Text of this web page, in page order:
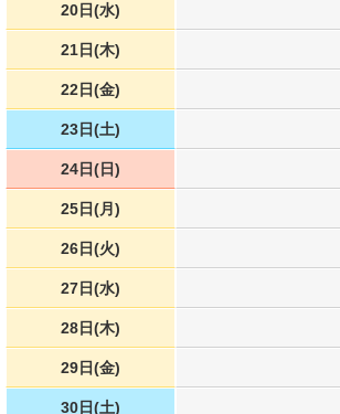
20日(水)
21日(木)
22日(金)
23日(土)
24日(日)
25日(月)
26日(火)
27日(水)
28日(木)
29日(金)
30日(土)